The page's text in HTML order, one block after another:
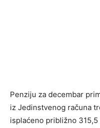
Penziju za decembar
iz Jedinstvenog računa
isplaćeno približno